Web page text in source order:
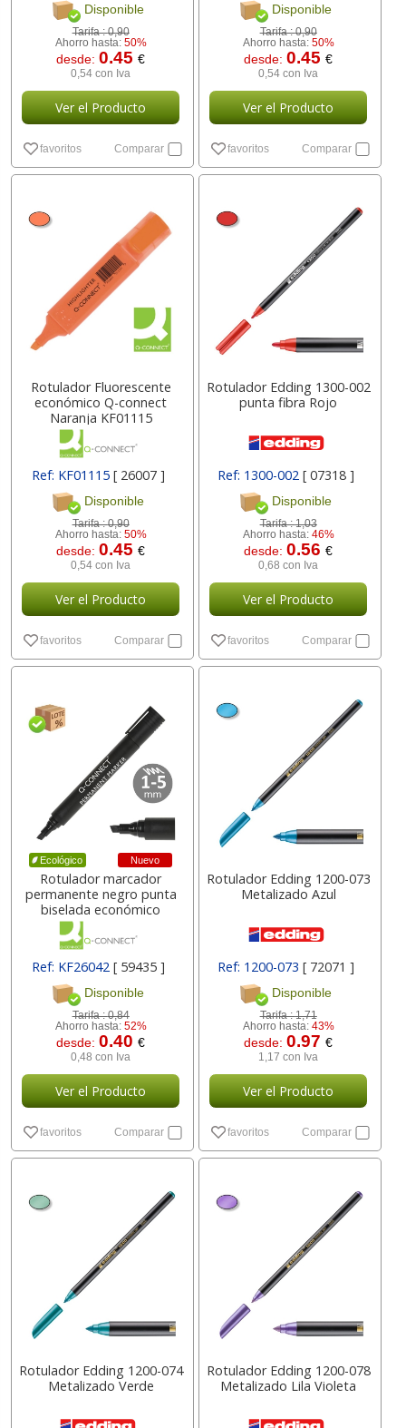
Disponible
Tarifa :0,90
Ahorro hasta: 50%
desde:0.45€
0,54 con Iva
Ver el Producto
favoritos Comparar
Disponible
Tarifa :0,90
Ahorro hasta: 50%
desde:0.45€
0,54 con Iva
Ver el Producto
favoritos Comparar
Rotulador Fluorescente
económico Q-connect
Naranja KF01115
Ref: KF01115 [ 26007 ]
Disponible
Tarifa :0,90
Ahorro hasta: 50%
desde:0.45€
0,54 con Iva
Ver el Producto
favoritos Comparar
Rotulador Edding 1300-002
punta fibra Rojo
Ref: 1300-002 [ 07318 ]
Disponible
Tarifa :1,03
Ahorro hasta: 46%
desde:0.56€
0,68 con Iva
Ver el Producto
favoritos Comparar
Ecológico Nuevo
Rotulador marcador
permanente negro punta
biselada económico
Ref: KF26042 [ 59435 ]
Disponible
Tarifa :0,84
Ahorro hasta: 52%
desde:0.40€
0,48 con Iva
Ver el Producto
favoritos Comparar
Rotulador Edding 1200-073
Metalizado Azul
Ref: 1200-073 [ 72071 ]
Disponible
Tarifa :1,71
Ahorro hasta: 43%
desde:0.97€
1,17 con Iva
Ver el Producto
favoritos Comparar
Rotulador Edding 1200-074
Metalizado Verde
Rotulador Edding 1200-078
Metalizado Lila Violeta